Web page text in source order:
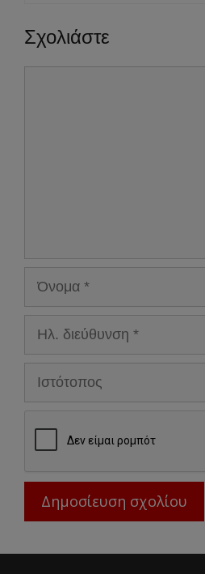
Σχολιάστε
Όνομα
Ηλ.
διεύθυνση
Ιστότοπος